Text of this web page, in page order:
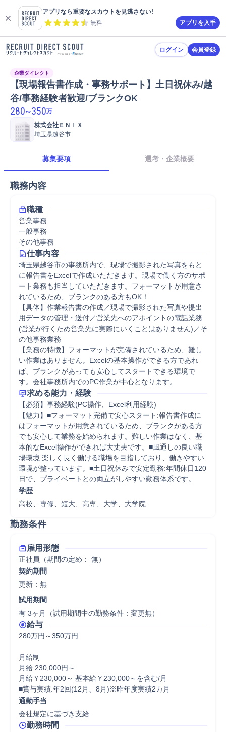
アプリなら重要なスカウトを見逃さない!
無料
アプリを入手
ログイン 会員登録
企業ダイレクト
【現場報告書作成・事務サポート】土日祝休み/越
谷/事務経験者歓迎/ブランクOK
280~350万
株式会社ＥＮＩＸ
埼玉県越谷市
募集要項 選考・企業概要
職務内容
職種
営業事務
一般事務
その他事務
仕事内容
埼玉県越谷市の事務所内で、現場で撮影された写真をもと
に報告書をExcelで作成いただきます。現場で働く方のサポ
ート業務も担当していただきます。フォーマットが用意さ
れているため、ブランクのある方もOK！
【具体】作業報告書の作成／現場で撮影された写真や提出
用データの管理・送付／営業先へのアポイントの電話業務
(営業が行くため営業先に実際にいくことはありません)／そ
の他事務業務
【業務の特徴】フォーマットが完備されているため、難し
い作業はありません。Excelの基本操作ができる方であれ
ば、ブランクがあっても安心してスタートできる環境で
す。会社事務所内でのPC作業が中心となります。
求める能力・経験
【必須】事務経験(PC操作、Excel利用経験)
【魅力】■フォーマット完備で安心スタート:報告書作成に
はフォーマットが用意されているため、ブランクがある方
でも安心して業務を始められます。難しい作業はなく、基
本的なExcel操作ができれば大丈夫です。■風通しの良い職
場環境:楽しく長く働ける職場を目指しており、働きやすい
環境が整っています。■土日祝休みで安定勤務:年間休日120
日で、プライベートとの両立がしやすい勤務体系です。
学歴
高校、専修、短大、高専、大学、大学院
勤務条件
雇用形態
正社員（期間の定め： 無）
契約期間
更新：無
試用期間
有 3ヶ月（試用期間中の勤務条件：変更無）
給与
280万円～350万円
月給制
月給 230,000円～
月給￥230,000～ 基本給￥230,000～を含む/月
■賞与実績:年2回(12月、8月)※昨年度実績2カ月
通勤手当
会社規定に基づき支給
勤務時間